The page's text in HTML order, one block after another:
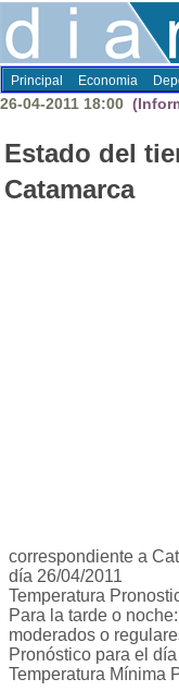
Principal Economia
26-04-2011 18:00
Estado del
Catamarca
correspondiente a
día 26/04/2011
Temperatura
Para la tarde o
moderados o
Pronóstico para el
Temperatura Mínima